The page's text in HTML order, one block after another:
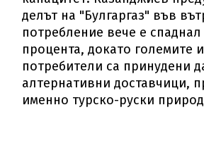
делът на "Булгаргаз" във
потребление вече е
процента, докато големите
потребители са принудени
алтернативни доставчици,
именно турско-руски